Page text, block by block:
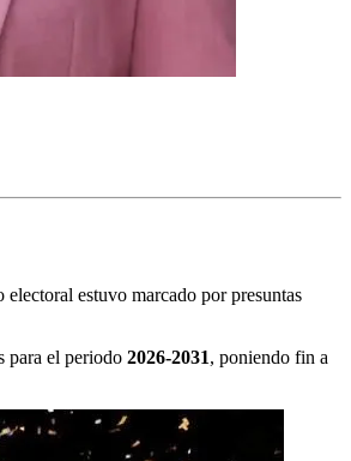
estuvo marcado por presuntas
para el periodo 2026-2031, poniendo fin a